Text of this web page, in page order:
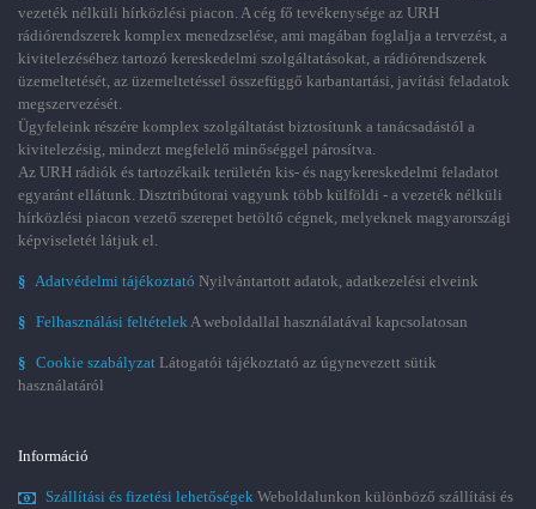
vezeték nélküli hírközlési piacon. A cég fő tevékenysége az URH
rádiórendszerek komplex menedzselése, ami magában foglalja a tervezést, a
kivitelezéséhez tartozó kereskedelmi szolgáltatásokat, a rádiórendszerek
üzemeltetését, az üzemeltetéssel összefüggő karbantartási, javítási feladatok
megszervezését.
Ügyfeleink részére komplex szolgáltatást biztosítunk a tanácsadástól a
kivitelezésig, mindezt megfelelő minőséggel párosítva.
Az URH rádiók és tartozékaik területén kis- és nagykereskedelmi feladatot
egyaránt ellátunk. Disztribútorai vagyunk több külföldi - a vezeték nélküli
hírközlési piacon vezető szerepet betöltő cégnek, melyeknek magyarországi
képviseletét látjuk el.
§ Adatvédelmi tájékoztató Nyilvántartott adatok, adatkezelési elveink
§ Felhasználási feltételekA weboldallal használatával kapcsolatosan
§ Cookie szabályzat Látogatói tájékoztató az úgynevezett sütik
használatáról
Információ
Szállítási és fizetési lehetőségek Weboldalunkon különböző szállítási és